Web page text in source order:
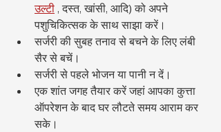
उल्टी , दस्त, खांसी, आदि) को अपने
पशुचिकित्सक के साथ साझा करें।
सर्जरी की सुबह तनाव से बचने के लिए लंबी
सैर से बचें।
सर्जरी से पहले भोजन या पानी न दें।
एक शांत जगह तैयार करें जहां आपका कुत्ता
ऑपरेशन के बाद घर लौटते समय आराम कर
सके।